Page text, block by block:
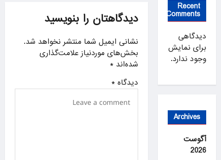
v
i
g
a
t
دیدگاهتان را بنویسید
نشانی ایمیل شما منتشر نخواهد شد.
بخش‌های موردنیاز علامت‌گذاری
شده‌اند*
دیدگاه*
Recent
Comments
دیدگاهی
برای نمایش
وجود ندارد.
Archives
آگوست
2026